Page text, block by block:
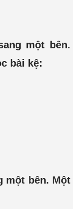
một bên.
bài kệ:
một bên. Một